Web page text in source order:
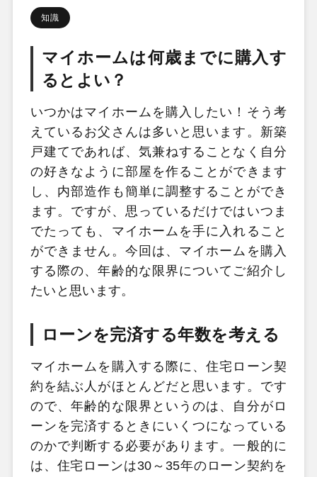
知識
マイホームは何歳までに購入す
るとよい？
いつかはマイホームを購入したい！そう考
えているお父さんは多いと思います。新築
戸建てであれば、気兼ねすることなく自分
の好きなように部屋を作ることができます
し、内部造作も簡単に調整することができ
ます。ですが、思っているだけではいつま
でたっても、マイホームを手に入れること
ができません。今回は、マイホームを購入
する際の、年齢的な限界についてご紹介し
たいと思います。
ローンを完済する年数を考える
マイホームを購入する際に、住宅ローン契
約を結ぶ人がほとんどだと思います。です
ので、年齢的な限界というのは、自分がロ
ーンを完済するときにいくつになっている
のかで判断する必要があります。一般的に
は、住宅ローンは30～35年のローン契約を